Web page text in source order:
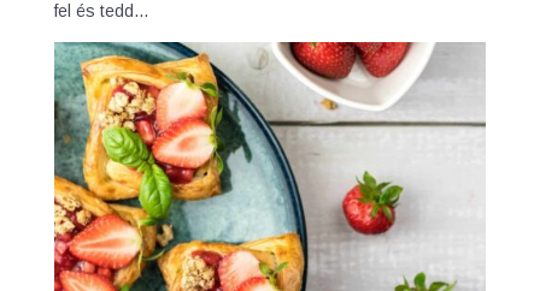
fel és tedd…